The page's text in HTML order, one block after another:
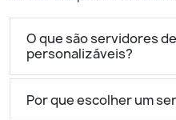
O que são servidores
personalizáveis?
Por que escolher um